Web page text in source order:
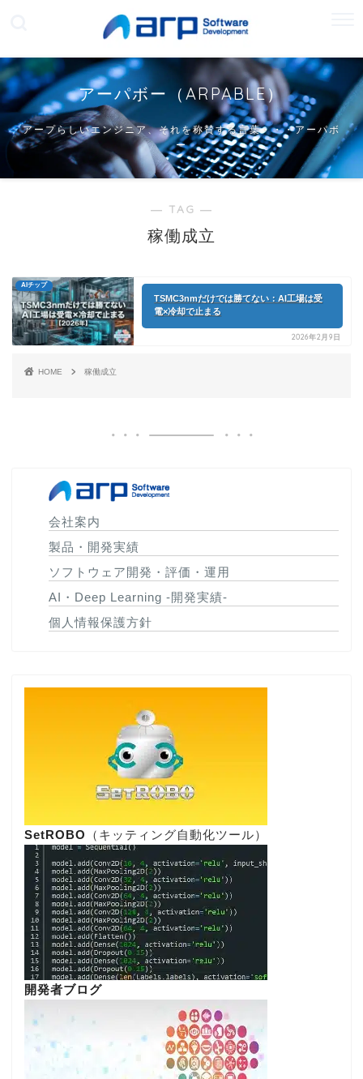
アーパボー（ARPABLE）
アープらしいエンジニア、それを称賛する言葉・・・アーパボ
ー
― TAG ―
稼働成立
AIチップ
TSMC3nmだけでは勝てない：AI工場は受
電×冷却で止まる
2026年2月9日
HOME 稼働成立
会社案内
製品・開発実績
ソフトウェア開発・評価・運用
AI・Deep Learning -開発実績-
個人情報保護方針
SetROBO （キッティング自動化ツール）
開発者ブログ